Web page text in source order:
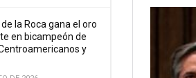
la Roca gana el oro
en bicampeón de
y